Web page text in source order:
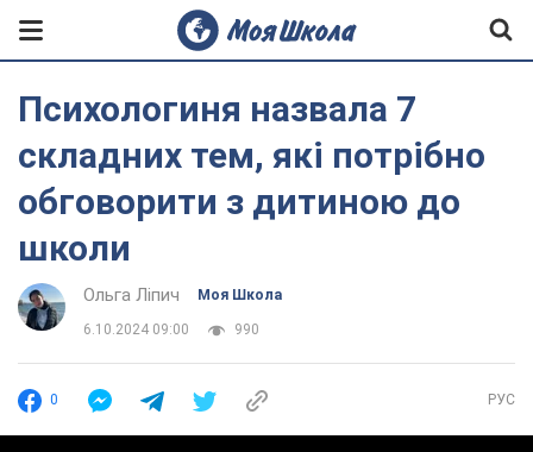
Психологиня назвала 7
складних тем, які потрібно
обговорити з дитиною до
школи
Ольга Ліпич Моя Школа
6.10.2024 09:00 990
0 РУС